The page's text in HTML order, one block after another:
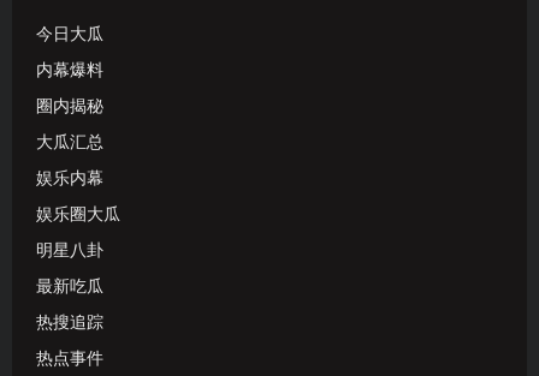
今日大瓜
内幕爆料
圈内揭秘
大瓜汇总
娱乐内幕
娱乐圈大瓜
明星八卦
最新吃瓜
热搜追踪
热点事件